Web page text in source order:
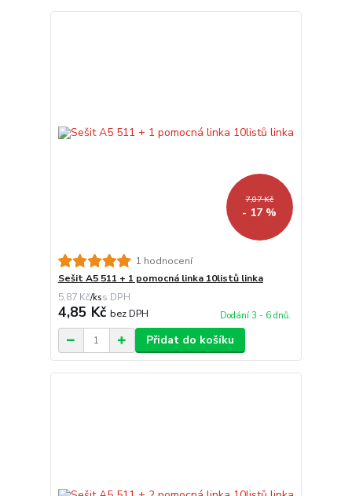
7,07 Kč
- 17 %
1 hodnocení
Sešit A5 511 + 1 pomocná linka 10listů linka
5,87 Kč/ks
4,85 Kč bez DPH Dodání 3 - 6 dnů.
Přidat do košíku